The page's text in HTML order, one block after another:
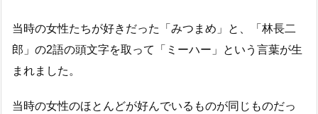
当時の女性たちが好きだった「みつまめ」と、「林長二
郎」の2語の頭文字を取って「ミーハー」という言葉が生
まれました。
当時の女性のほとんどが好んでいるものが同じものだっ